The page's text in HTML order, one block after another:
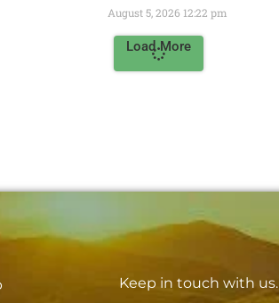
August 5, 2026 12:22 pm
Load More
Keep in touch with us.